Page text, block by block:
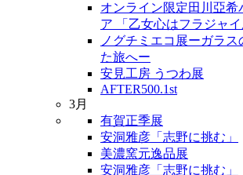
オンライン限定田川亞希
ア 「乙女心はフラジャイ
ノグチミエコ展ーガラス
た旅へー
安見工房 うつわ展
AFTER500.1st
3月
有賀正季展
安洞雅彦「志野に挑む」
美濃窯元逸品展
安洞雅彦「志野に挑む」